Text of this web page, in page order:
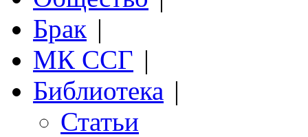
Брак |
МК ССГ |
Библиотека |
Статьи